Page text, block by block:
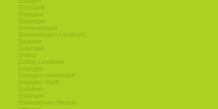
Eichstaett
Eislingen
Ellwangen
Emmendingen
Emmendingen-Landkreis
Enzkreis
Eppingen
Erding
Erding-Landkreis
Erlangen
Erlangen-Hoechstadt
Erlangen-Stadt
Eschborn
Esslingen
Esslingen-am-Neckar